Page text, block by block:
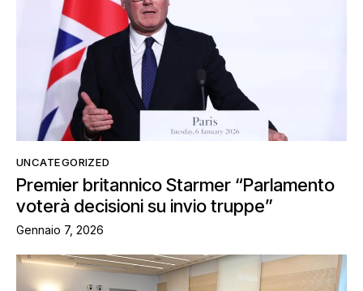
UNCATEGORIZED
Premier britannico Starmer “Parlamento
voterà decisioni su invio truppe”
Gennaio 7, 2026